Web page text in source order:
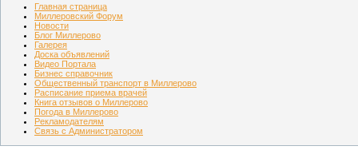
Главная страница
Миллеровский Форум
Новости
Блог Миллерово
Галерея
Доска объявлений
Видео Портала
Бизнес справочник
Общественный транспорт в Миллерово
Расписание приема врачей
Книга отзывов о Миллерово
Погода в Миллерово
Рекламодателям
Связь с Администратором